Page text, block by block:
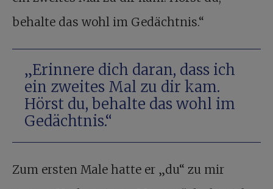
behalte das wohl im Gedächtnis.“
„Erinnere dich daran, dass ich
ein zweites Mal zu dir kam.
Hörst du, behalte das wohl im
Gedächtnis.“
Zum ersten Male hatte er „du“ zu mir